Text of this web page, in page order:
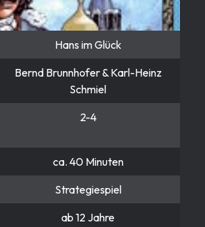
Hans im Glück
Bernd Brunnhofer & Karl-Heinz
Schmiel
2-4
ca. 40 Minuten
Strategiespiel
ab 12 Jahre